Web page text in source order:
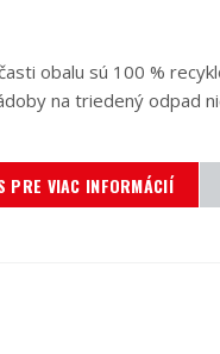
obalu sú 100 %
na triedený odpad
PRE VIAC INFORMÁCIÍ